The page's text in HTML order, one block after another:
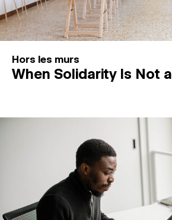
Hors les murs
When Solidarity Is Not